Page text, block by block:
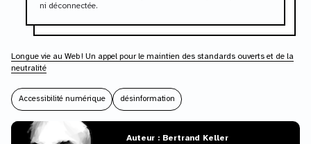
ni déconnectée.
Longue vie au Web ! Un appel pour le maintien des standards ouverts et de la
neutralité
Accessibilité numérique désinformation
Auteur : Bertrand Keller